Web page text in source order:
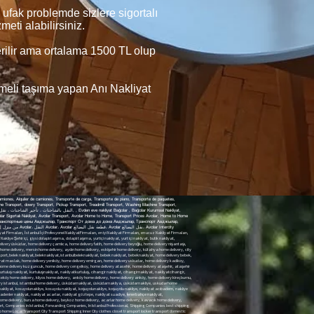
problemde sizlere sigortalı
alabilirsiniz.
ama ortalama 1500 TL olup
taşıma yapan Anı Nakliyat
Alquiler de camiones, Transporte de carga, Transporte de piano, Transporte de paquetes,
dowry Transport, Pickup Transport, Treadmill Transport, Washing Machine Transport,
Sigortalı Nakliyat, Avcılar Transport, Avcılar Home to Home, Transport Prices Avcılar, Home to Home
цены Авджылар, Транспорт От дома до дома Авджылар, Транспорт Авджылар,
Delivery city ​​home delivery home delivery city transportation of goods within the city transportation of goods home delivery besiktas besiktas delivery besiktas home delivery home delivery taxi Taksim Home Delivery home delivery city ​​seat transport city ​​seattransport seat transport seattransport baby shipping babyshipping home delivery baby baby home delivery maslak home delivery home delivery maslak home delivery sariyer home delivery sariyer home delivery zekeriyakoy zekeriyakoy home delivery sariyer home delivery maslak shipping maslak shipping shippingmaslak shipping maslak home delivery Yenikoy home delivery emirgan home delivery uskudar home delivery kadikoy home delivery acibadem home delivery route home delivery umraniye home delivery umraniye home delivery camlica home delivery islands home delivery home delivery suadiye suadiye home delivery Yenikoy Home Delivery Yenikoy home delivery home delivery beylerbeyi home delivery home delivery cengelkoy home delivery atasehir home delivery atasehir Atasehir home delivery atasehir home delivery ataşehirtransport shipping atasehir fashion shipping fashion shipping shipping fashion shipping to suadiye suadiantransport shipping shipping islands shipping shippingislands shipping from home office relocation hill transport top shipping shippingtepe salvation shipping salvationshipping shippingliberation cihangir shipping cihangirtransport transporterhangir cihangir home delivery home delivery cihangir Gultepe Transport Gultepenakliyat home delivery meats home delivery execs home delivery hisar Etiler home delivery akatlar home delivery Ortakoy Home Delivery Idea Home Delivery home delivery sariyerhome delivery bahcekoy home delivery kiyos home delivery arikoy home delivery home delivery arikoy home delivery home delivery tarabya tarabya home delivery home delivery zekeriyakoytransport zekeriyakoy shipping zekeriyakoy seat transport zekeriyaköy piece goods transport Uskumrukoy Transport mackerelkoytransport home delivery uskumrukoy home deliver home delivery home delivery istanbul istanbul home delivery Uskudartransport Uskudarnakliya Uskudarshipping uskudarhome delivery home delivery uskuda runwaytransport shipper find shipping antalya home delivery side shipping side home delivery manavgat shipping manavgat home delivery instant shipping is on the way shipping shipping bitterbademshipping macaroon shipping kosuwaytransport by wayshipping road transport runwayshipping runway shipping shipping macaroon shipping macaroon transport uskudar shippinguskudar shippingistanbul transport harem harem transport seliye shipping shipping falconerstransport falconers shipping shipping falconers shipping sariyer shipping sariyer shippingsariyer shipping mines shippingmines mines transport courier companies shipping goztepe shipping suadiye Fenerbahce Transport fenerbahce shipping transport fenerbahce redsoil shipping shipping redsoil shipping streetbostan shippingcaddebostan streetbostan shipping streetbostan shipping transportation carrier home delivery saree delete home delivery home delivery ankara home delivery izmir home delivery home delivery beykoz they offer home delivery home delivery kavacik